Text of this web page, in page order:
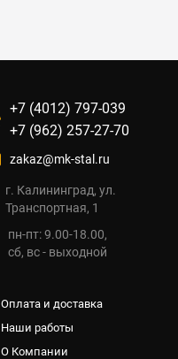
Оплата и доставка
Наши работы
О Компании
+7 (4012) 797-039
+7 (962) 257-27-70
zakaz@mk-stal.ru
г. Калининград, ул.
Транспортная, 1
пн-пт: 9.00-18.00,
сб, вс - выходной